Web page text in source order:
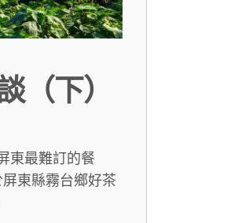
（下）
東最難訂的餐
東縣霧台鄉好茶